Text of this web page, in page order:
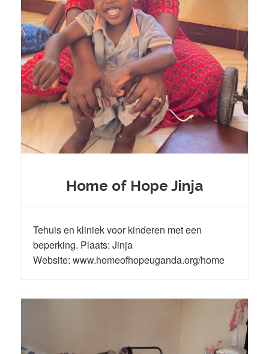
Home of Hope Jinja
Tehuis en kliniek voor kinderen met een
beperking. Plaats: Jinja
Website: www.homeofhopeuganda.org/home